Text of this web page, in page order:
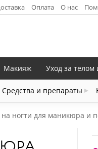
Оплата О нас
Средства и препараты
Макияж Уход за телом
ногти для маникюра и